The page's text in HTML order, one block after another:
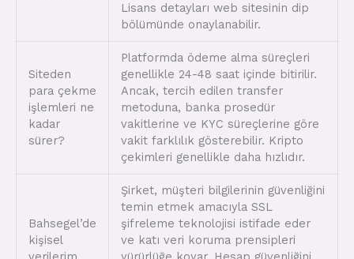
Lisans detayları web sitesinin dip
bölümünde onaylanabilir.
Siteden
para çekme
işlemleri ne
kadar
sürer?
Platformda ödeme alma süreçleri
genellikle 24-48 saat içinde bitirilir.
Ancak, tercih edilen transfer
metoduna, banka prosedür
vakitlerine ve KYC süreçlerine göre
vakit farklılık gösterebilir. Kripto
çekimleri genellikle daha hızlıdır.
Bahsegel’de
kişisel
Şirket, müşteri bilgilerinin güvenliğini
temin etmek amacıyla SSL
şifreleme teknolojisi istifade eder
ve katı veri koruma prensipleri